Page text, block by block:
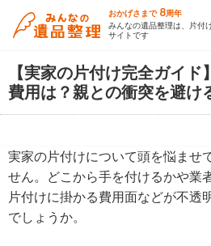
おかげさまで 8周年
みんなの遺品整理は、片付
サイトです
【実家の片付け完全ガイド
費用は？親との衝突を避け
実家の片付けについて頭を悩ませ
せん。どこから手を付けるかや業
片付けに掛かる費用面などが不透
でしょうか。